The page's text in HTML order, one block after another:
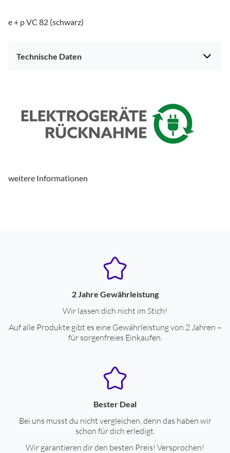
e + p VC 82 (schwarz)
Technische Daten
weitere Informationen
2 Jahre Gewährleistung
Wir lassen dich nicht im Stich!
Auf alle Produkte gibt es eine Gewährleistung von 2 Jahren –
für sorgenfreies Einkaufen.
Bester Deal
Bei uns musst du nicht vergleichen, denn das haben wir
schon für dich erledigt.
Wir garantieren dir den besten Preis! Versprochen!